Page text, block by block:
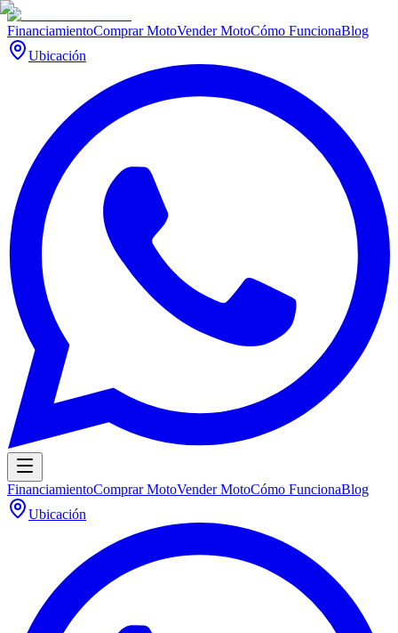
FinanciamientoComprar MotoVender MotoCómo FuncionaBlog
Ubicación
FinanciamientoComprar MotoVender MotoCómo FuncionaBlog
Ubicación